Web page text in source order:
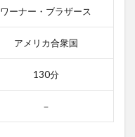
ワーナー・ブラザース
アメリカ合衆国
130分
－